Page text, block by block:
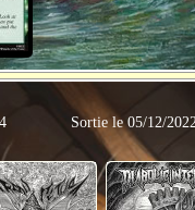
Sortie le 05/12/